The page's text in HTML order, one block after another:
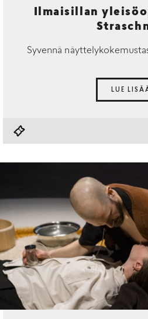
Ilmaisillan
Syvennä
LUE